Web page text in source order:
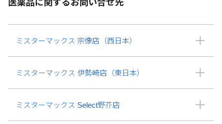
医薬品に関するお問い合せ先
ミスターマックス 宗像店（西日本）
ミスターマックス 伊勢崎店（東日本）
ミスターマックス Select野芥店